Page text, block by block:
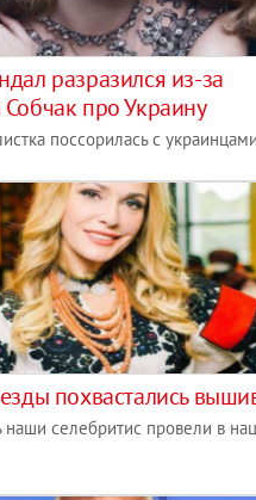
разразился из-за
про Украину
поссорилась с
похвастались
селебритис провели в